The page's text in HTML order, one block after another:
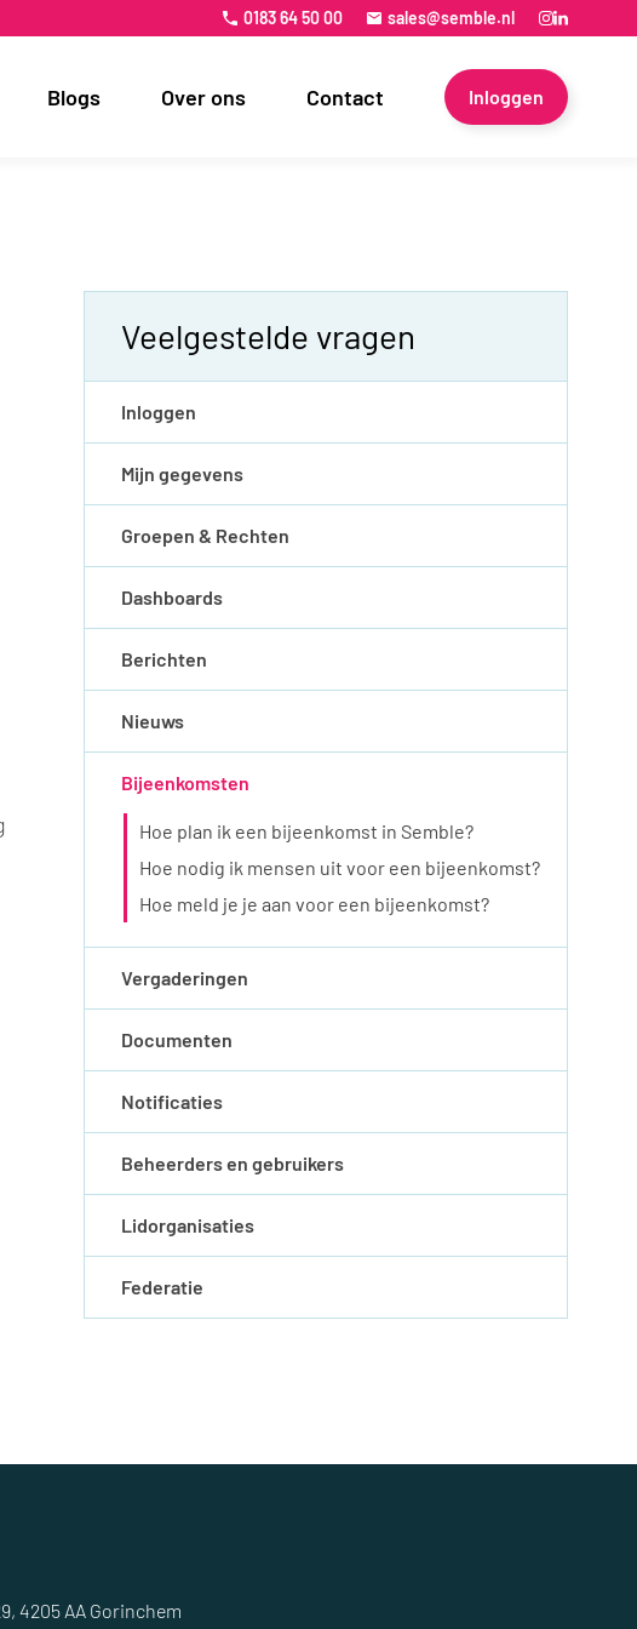
0183 64 50 00 sales@semble.nl
Blogs Over ons Contact Inloggen
Veelgestelde vragen
Inloggen
Mijn gegevens
Groepen & Rechten
Dashboards
Berichten
Nieuws
Bijeenkomsten
Hoe plan ik een bijeenkomst in Semble?
Hoe nodig ik mensen uit voor een bijeenkomst?
Hoe meld je je aan voor een bijeenkomst?
Vergaderingen
Documenten
Notificaties
Beheerders en gebruikers
Lidorganisaties
Federatie
4205 AA Gorinchem